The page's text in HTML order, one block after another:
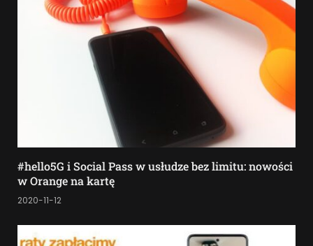
#hello5G i Social Pass w usłudze bez limitu: nowości
w Orange na kartę
2020-11-12